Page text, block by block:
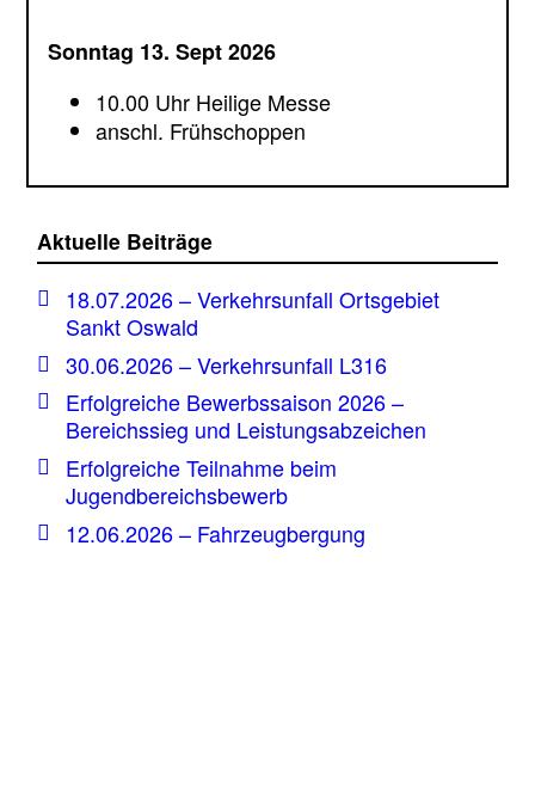
Sonntag 13. Sept 2026
10.00 Uhr Heilige Messe
anschl. Frühschoppen
Aktuelle Beiträge
18.07.2026 – Verkehrsunfall Ortsgebiet
Sankt Oswald
30.06.2026 – Verkehrsunfall L316
Erfolgreiche Bewerbssaison 2026 –
Bereichssieg und Leistungsabzeichen
Erfolgreiche Teilnahme beim
Jugendbereichsbewerb
12.06.2026 – Fahrzeugbergung